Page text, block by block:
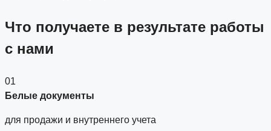
Что получаете в результате работы
с нами
01
Белые документы
для продажи и внутреннего учета